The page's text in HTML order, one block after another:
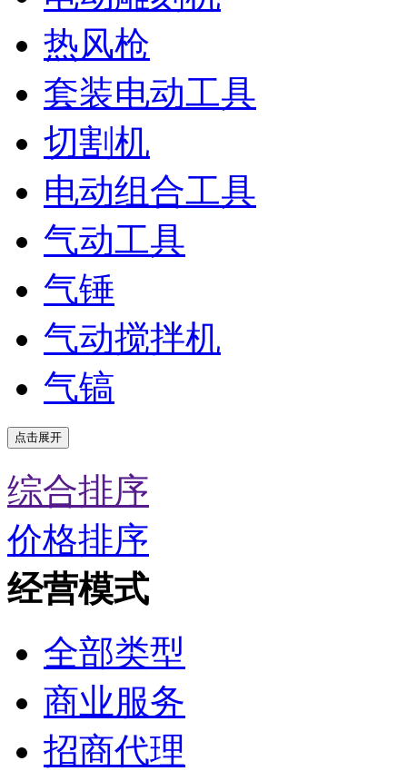
热风枪
套装电动工具
切割机
电动组合工具
气动工具
气锤
气动搅拌机
气镐
点击展开
综合排序
价格排序
经营模式
全部类型
商业服务
招商代理